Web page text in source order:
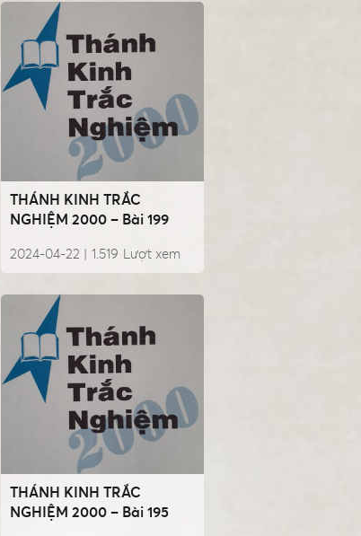
THÁNH KINH TRẮC
NGHIỆM 2000 – Bài 199
2024-04-22 | Lượt xem
1.519
THÁNH KINH TRẮC
NGHIỆM 2000 – Bài 195